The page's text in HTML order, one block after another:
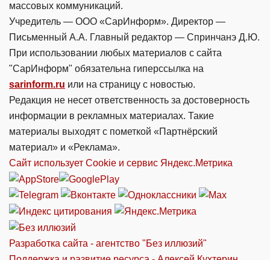
массовых коммуникаций.
Учредитель — ООО «СарИнформ». Директор —
Письменный А.А. Главный редактор — Спринчанэ Д.Ю.
При использовании любых материалов с сайта
"СарИнформ" обязательна гиперссылка на
sarinform.ru или на страницу с новостью.
Редакция не несет ответственность за достоверность
информации в рекламных материалах. Такие
материалы выходят с пометкой «Партнёрский
материал» и «Реклама».
Сайт использует Cookie и сервиc Яндекс.Метрика
Разработка сайта - агентство "Без иллюзий"